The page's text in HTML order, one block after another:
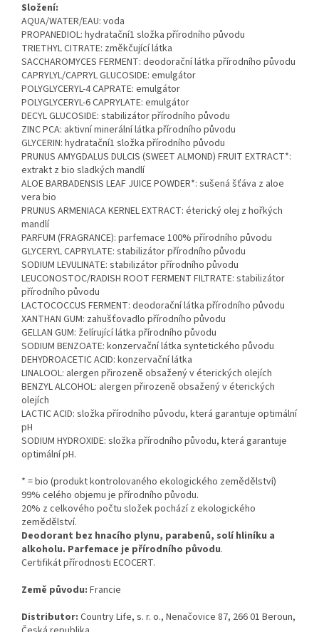
Složení:
AQUA/WATER/EAU: voda
PROPANEDIOL: hydratační1 složka přírodního původu
TRIETHYL CITRATE: změkčující látka
SACCHAROMYCES FERMENT: deodorační látka přírodního původu
CAPRYLYL/CAPRYL GLUCOSIDE: emulgátor
POLYGLYCERYL-4 CAPRATE: emulgátor
POLYGLYCERYL-6 CAPRYLATE: emulgátor
DECYL GLUCOSIDE: stabilizátor přírodního původu
ZINC PCA: aktivní minerální látka přírodního původu
GLYCERIN: hydratační1 složka přírodního původu
PRUNUS AMYGDALUS DULCIS (SWEET ALMOND) FRUIT EXTRACT*:
extrakt z bio sladkých mandlí
ALOE BARBADENSIS LEAF JUICE POWDER*: sušená šťáva z aloe
vera bio
PRUNUS ARMENIACA KERNEL EXTRACT: éterický olej z hořkých
mandlí
PARFUM (FRAGRANCE): parfemace 100% přírodního původu
GLYCERYL CAPRYLATE: stabilizátor přírodního původu
SODIUM LEVULINATE: stabilizátor přírodního původu
LEUCONOSTOC/RADISH ROOT FERMENT FILTRATE: stabilizátor
přírodního původu
LACTOCOCCUS FERMENT: deodorační látka přírodního původu
XANTHAN GUM: zahušťovadlo přírodního původu
GELLAN GUM: želírující látka přírodního původu
SODIUM BENZOATE: konzervační látka syntetického původu
DEHYDROACETIC ACID: konzervační látka
LINALOOL: alergen přirozeně obsažený v éterických olejích
BENZYL ALCOHOL: alergen přirozeně obsažený v éterických
olejích
LACTIC ACID: složka přírodního původu, která garantuje optimální
pH
SODIUM HYDROXIDE: složka přírodního původu, která garantuje
optimální pH.
* = bio (produkt kontrolovaného ekologického zemědělství)
99% celého objemu je přírodního původu.
20% z celkového počtu složek pochází z ekologického
zemědělství.
Deodorant bez hnacího plynu, parabenů, solí hliníku a
alkoholu. Parfemace je přírodního původu.
Certifikát přírodnosti ECOCERT.
Země původu: Francie
Distributor: Country Life, s. r. o., Nenačovice 87, 266 01 Beroun,